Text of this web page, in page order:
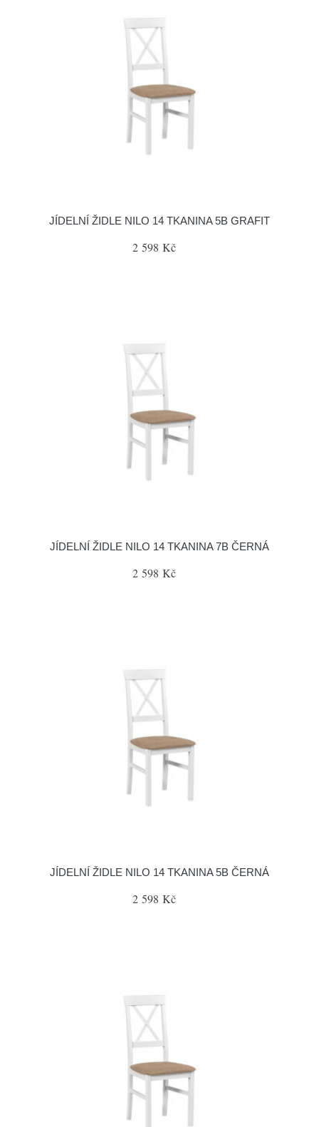
JÍDELNÍ ŽIDLE NILO 14 TKANINA 5B GRAFIT
2 598 Kč
JÍDELNÍ ŽIDLE NILO 14 TKANINA 7B ČERNÁ
2 598 Kč
JÍDELNÍ ŽIDLE NILO 14 TKANINA 5B ČERNÁ
2 598 Kč